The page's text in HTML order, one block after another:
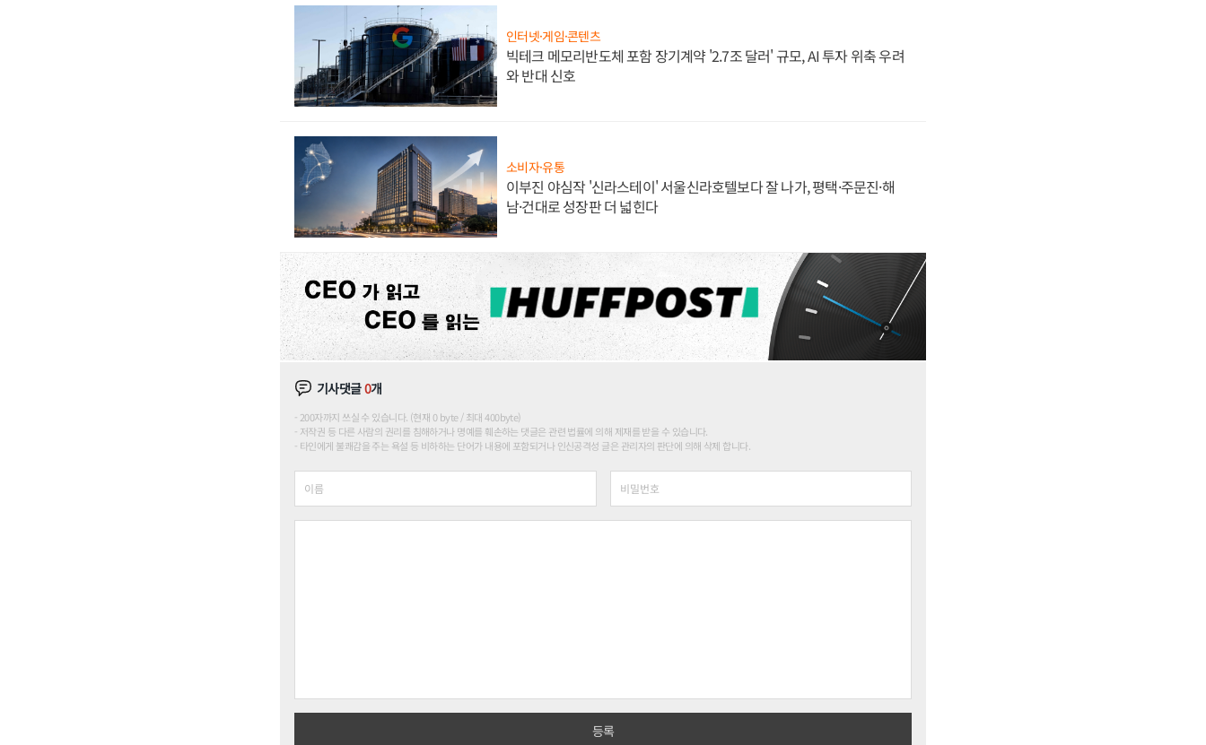
인터넷·게임·콘텐츠
빅테크 메모리반도체 포함 장기계약 '2.7조 달러' 규모, AI 투자 위축 우려
와 반대 신호
소비자·유통
이부진 야심작 '신라스테이' 서울신라호텔보다 잘 나가, 평택·주문진·해
남·건대로 성장판 더 넓힌다
기사댓글0개
200자까지 쓰실 수 있습니다. (현재 0 byte / 최대 400byte)
저작권 등 다른 사람의 권리를 침해하거나 명예를 훼손하는 댓글은 관련 법률에 의해 제재를 받을 수 있습니다.
타인에게 불쾌감을 주는 욕설 등 비하하는 단어가 내용에 포함되거나 인신공격성 글은 관리자의 판단에 의해 삭제 합니다.